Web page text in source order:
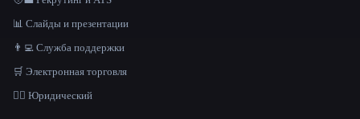
📊 Слайды и презентации
👨‍💻 Служба поддержки
🛒 Электронная торговля
👩‍⚖️ Юридический